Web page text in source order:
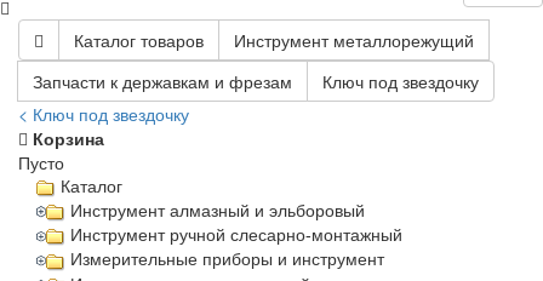
Каталог товаров
Инструмент металлорежущий
Запчасти к державкам и фрезам
Ключ под звездочку
< Ключ под звездочку
Корзина
Пусто
Каталог
Инструмент алмазный и эльборовый
Инструмент ручной слесарно-монтажный
Измерительные приборы и инструмент